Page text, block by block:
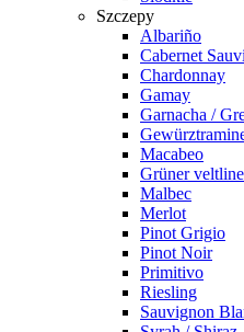
Szczepy
Albariño
Cabernet
Chardonnay
Gamay
Garnacha /
Macabeo
Grüner
Malbec
Merlot
Pinot Grigio
Pinot Noir
Primitivo
Riesling
Sauvignon